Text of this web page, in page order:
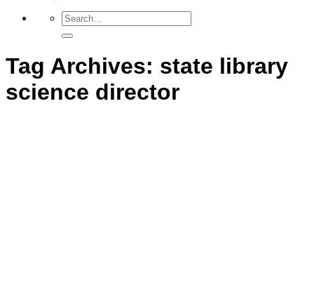
Tag Archives: state library
science director